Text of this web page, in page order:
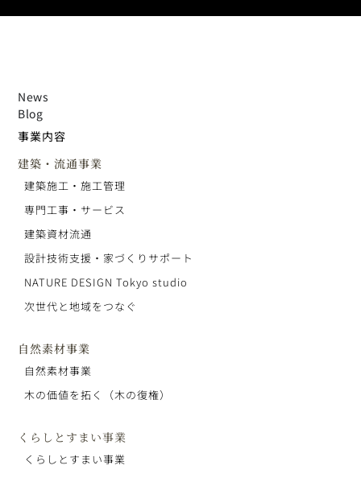
News
Blog
事業内容
建築・流通事業
建築施工・施工管理
専門工事・サービス
建築資材流通
設計技術支援・家づくりサポート
NATURE DESIGN Tokyo studio
次世代と地域をつなぐ
自然素材事業
自然素材事業
木の価値を拓く（木の復権）
くらしとすまい事業
くらしとすまい事業